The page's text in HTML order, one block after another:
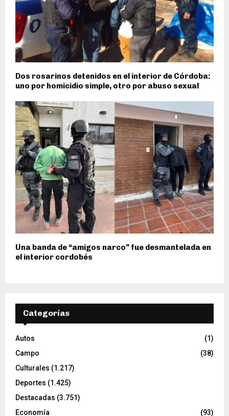
Dos rosarinos detenidos en el interior de Córdoba:
uno por homicidio simple, otro por abuso sexual
Una banda de “amigos narco” fue desmantelada en
el interior cordobés
Categorías
Autos
(1)
Campo
(38)
Culturales (1.217)
Deportes (1.425)
Destacadas (3.751)
Economía
(93)